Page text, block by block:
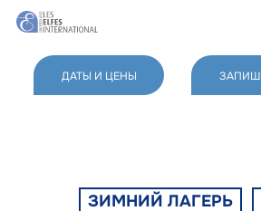
Skip
content
ДАТЫ И ЦЕНЫ
ЗИМНИЙ ЛАГЕРЬ